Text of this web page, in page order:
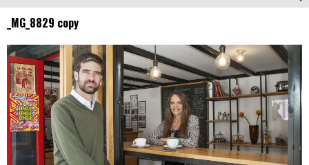
COLINEAL – Especial Interiorismo & Decoración 2026
ADRIANA HOYOS DESIGN STUDIO – Especial Interiorismo & Decoración 2026
_MG_8829 copy